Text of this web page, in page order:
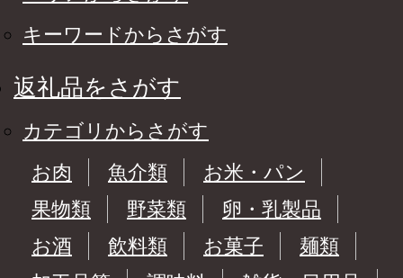
キーワードからさがす
返礼品をさがす
カテゴリからさがす
お肉
魚介類
お米・パン
果物類
野菜類
卵・乳製品
お酒
飲料類 お菓子
麺類